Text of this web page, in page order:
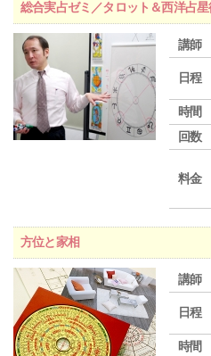
総合実占ゼミ／タロット＆西洋占
講師
日程
時間
回数
料金
方位と家相
講師
日程
時間